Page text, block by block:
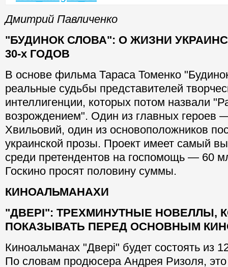
Дмитрий Павличенко
"БУДИНОК СЛОВА": О ЖИЗНИ
30-х ГОДОВ
В основе фильма Тараса Томенко
реальные судьбы представителей
интеллигенции, которых потом назвали
возрождением". Один из главных героев
Хвильовий, один из основоположников
украинской прозы. Проект имеет самый
среди претендентов на госпомощь — 60
Госкино просят половину суммы.
КИНОАЛЬМАНАХИ
"ДВЕРІ": ТРЕХМИНУТНЫЕ НОВЕЛЛЫ,
ПОКАЗЫВАТЬ ПЕРЕД ОСНОВНЫМ
Киноальманах "Двері" будет состоять из
По словам продюсера Андрея Ризоля,